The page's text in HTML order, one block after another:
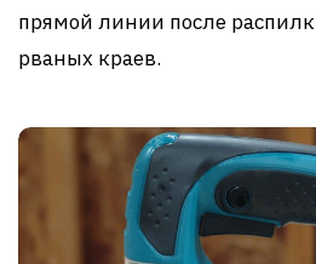
прямой линии после
рваных краев.